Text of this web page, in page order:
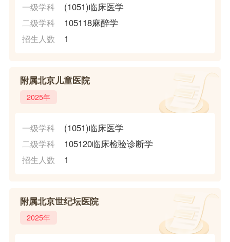
一级学科 (1051)临床医学
二级学科 105118麻醉学
招生人数 1
附属北京儿童医院
2025年
一级学科 (1051)临床医学
二级学科 105120临床检验诊断学
招生人数 1
附属北京世纪坛医院
2025年